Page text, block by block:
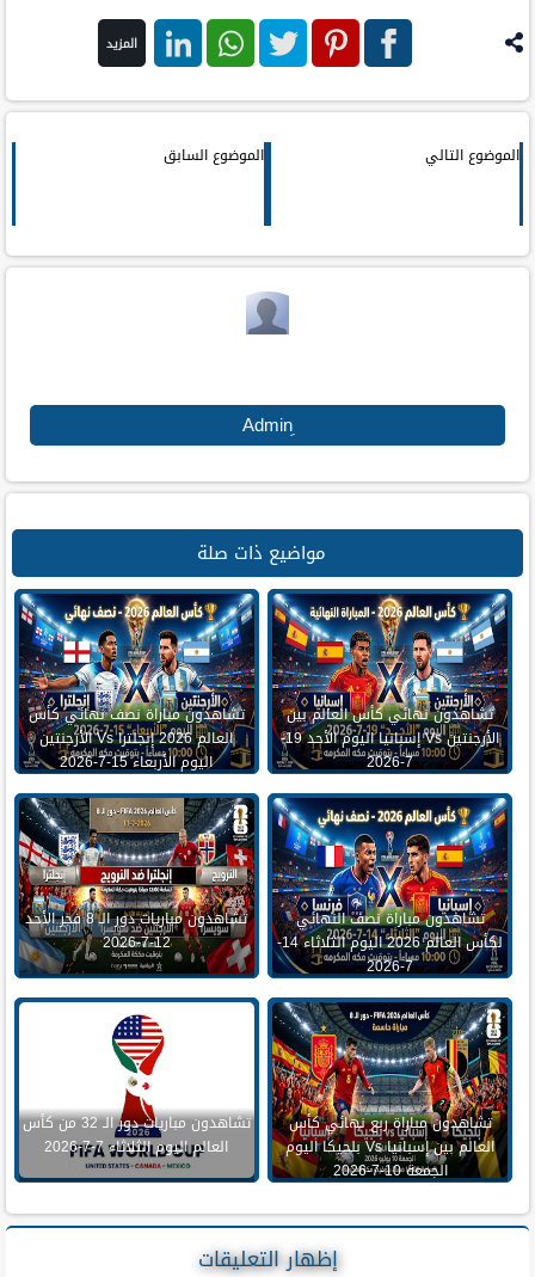
المزيد
الموضوع التالي الموضوع السابق
مواضيع ذات صلة
تشاهدون نهائي كأس العالم بين
الأرجنتين Vs إسبانيا اليوم الأحد 19-
7-2026
تشاهدون مباراة نصف نهائي كأس
العالم 2026 إنجلترا Vs الأرجنتين
اليوم الأربعاء 15-7-2026
تشاهدون مباراة نصف النهائي
لكأس العالم 2026 اليوم الثلاثاء 14-
7-2026
تشاهدون مباريات دور الـ 8 فجر الأحد
12-7-2026
تشاهدون مباراة ربع نهائي كأس
العالم بين إسبانيا Vs بلجيكا اليوم
الجمعة 10-7-2026
تشاهدون مباريات دور الـ 32 من كأس
العالم اليوم الثلاثاء 7-7-2026
إظهار التعليقات